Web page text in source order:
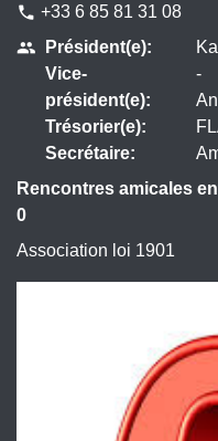
phone +33 6 85 81 31 08
people
Président(e):
Vice-
président(e):
Trésorier(e):
Secrétaire:
-
Rencontres amicales
0
Association loi 1901